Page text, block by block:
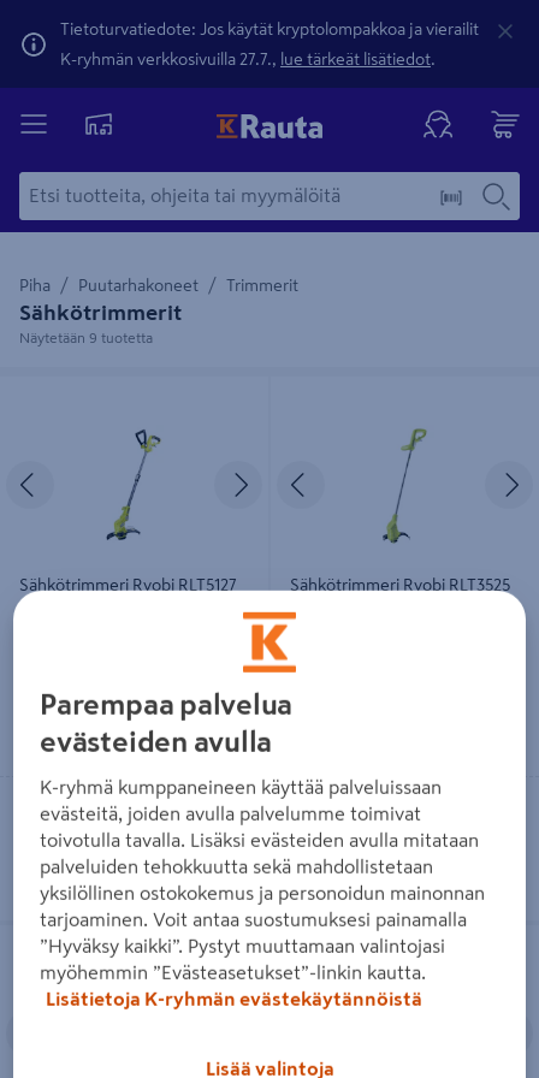
Tietoturvatiedote: Jos käytät kryptolompakkoa ja vierailit
K-ryhmän verkkosivuilla 27.7., lue tärkeät lisätiedot.
Piha Puutarhakoneet Trimmerit
Sähkötrimmerit
Näytetään 9 tuotetta
Seuraava
Sähkötrimmeri Ryobi RLT5127
500W 27cm
Lue lisää
Toimitettavissa
Heti 25 myymälästä
Sähkötrimmeri Ryobi RLT3525
350W 25cm
Toimitettavissa
Heti 11 myymälästä
Sähkötrimmeri Ryobi RLT6130
600W 30cm
Sähkötrimmeri Einhell GC-ET 4530
Set
Parempaa palvelua
evästeiden avulla
K-ryhmä kumppaneineen käyttää palveluissaan
evästeitä, joiden avulla palvelumme toimivat
toivotulla tavalla. Lisäksi evästeiden avulla mitataan
palveluiden tehokkuutta sekä mahdollistetaan
yksilöllinen ostokokemus ja personoidun mainonnan
tarjoaminen. Voit antaa suostumuksesi painamalla
”Hyväksy kaikki”. Pystyt muuttamaan valintojasi
myöhemmin ”Evästeasetukset”-linkin kautta.
Lisätietoja K-ryhmän evästekäytännöistä
Lisää valintoja